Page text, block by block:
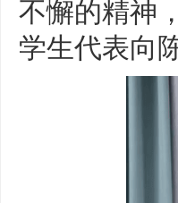
不懈的精神
学生代表向